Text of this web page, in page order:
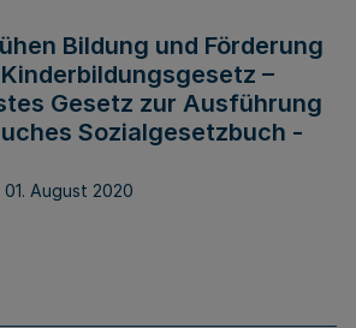
Bildung und Förderung
–
Gesetz zur Ausführung
Sozialgesetzbuch -
01. August 2020